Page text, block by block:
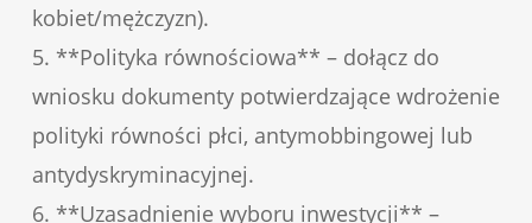
kobiet/mężczyzn).
5. **Polityka równościowa** – dołącz do
wniosku dokumenty potwierdzające wdrożenie
polityki równości płci, antymobbingowej lub
antydyskryminacyjnej.
6. **Uzasadnienie wyboru inwestycji** –